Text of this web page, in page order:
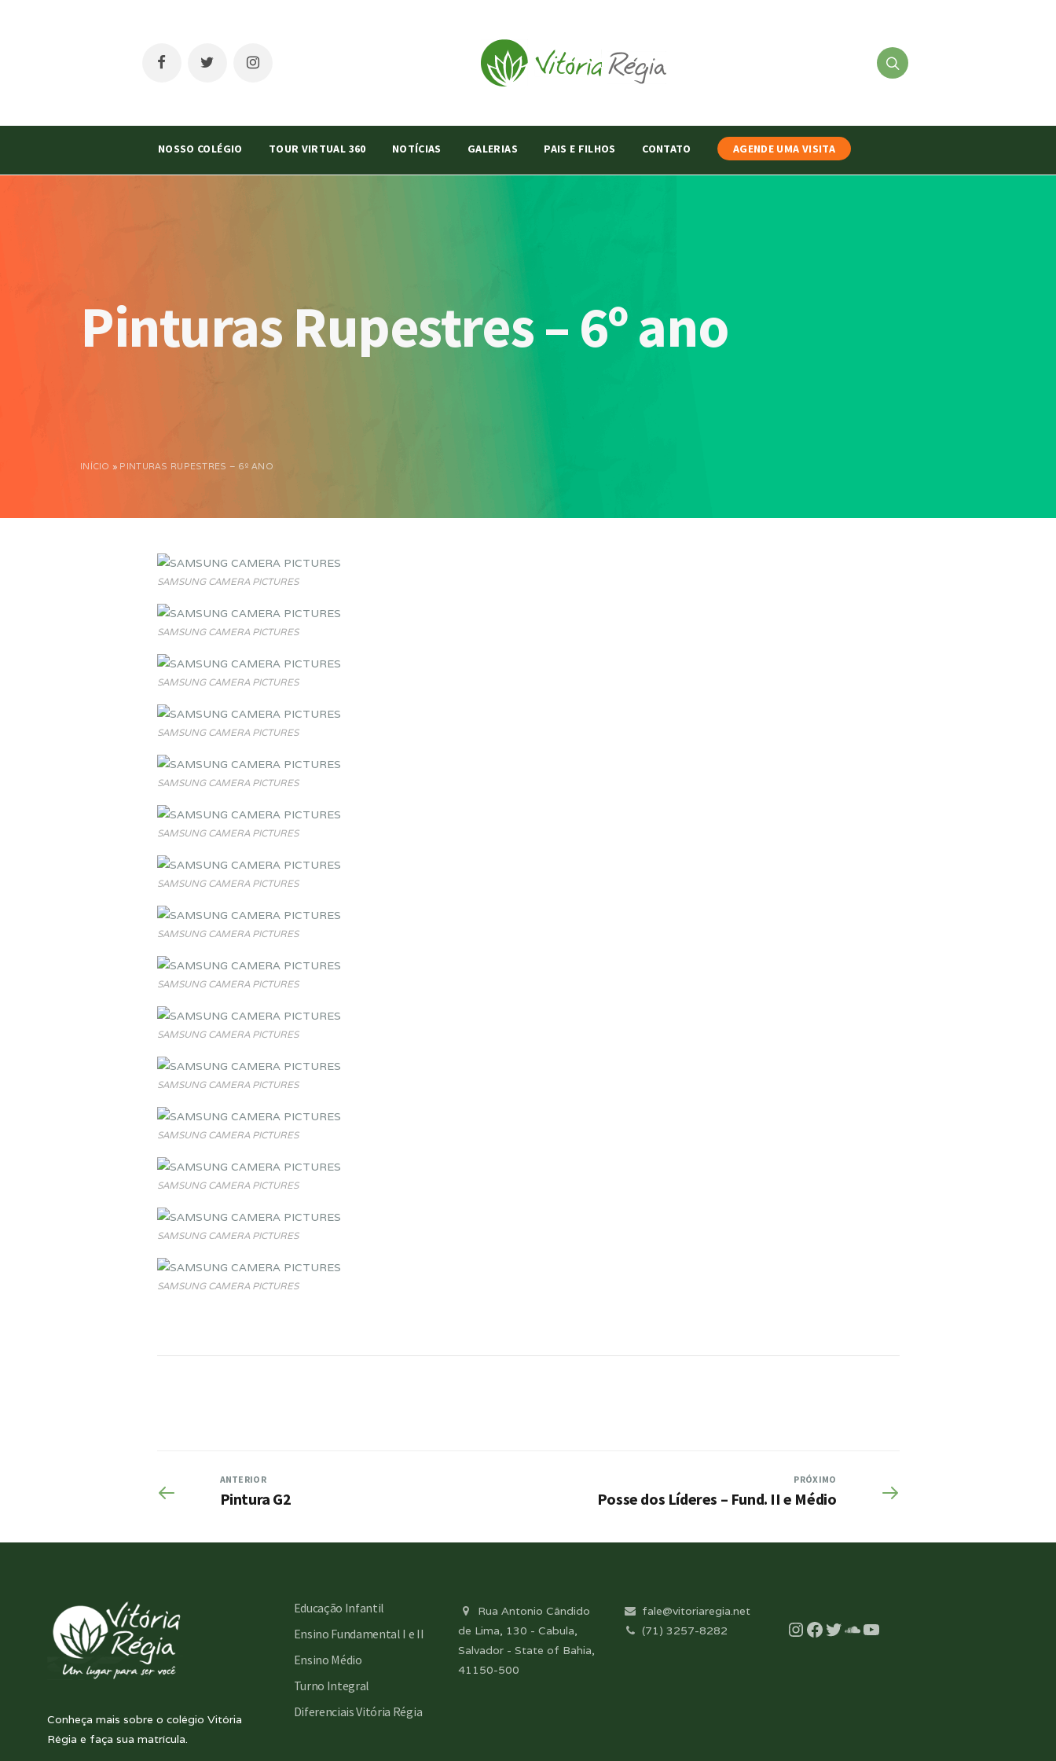
NOSSO COLÉGIO TOUR VIRTUAL 360 NOTÍCIAS GALERIAS PAIS E FILHOS CONTATO AGENDE UMA VISITA
Pinturas Rupestres – 6º ano
INÍCIO » PINTURAS RUPESTRES – 6º ANO
SAMSUNG CAMERA PICTURES
SAMSUNG CAMERA PICTURES
SAMSUNG CAMERA PICTURES
SAMSUNG CAMERA PICTURES
SAMSUNG CAMERA PICTURES
SAMSUNG CAMERA PICTURES
SAMSUNG CAMERA PICTURES
SAMSUNG CAMERA PICTURES
SAMSUNG CAMERA PICTURES
SAMSUNG CAMERA PICTURES
SAMSUNG CAMERA PICTURES
SAMSUNG CAMERA PICTURES
SAMSUNG CAMERA PICTURES
SAMSUNG CAMERA PICTURES
SAMSUNG CAMERA PICTURES
ANTERIOR
Pintura G2
PRÓXIMO
Posse dos Líderes – Fund. II e Médio
Conheça mais sobre o colégio Vitória
Régia e faça sua matrícula.
Educação Infantil
Ensino Fundamental I e II
Ensino Médio
Turno Integral
Diferenciais Vitória Régia
Rua Antonio Cândido
de Lima, 130 - Cabula,
Salvador - State of Bahia,
41150-500
fale@vitoriaregia.net
(71) 3257-8282
Instagram
Facebook
Twitter
Soundcloud
YouTube